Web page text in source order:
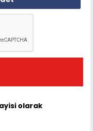
olarak